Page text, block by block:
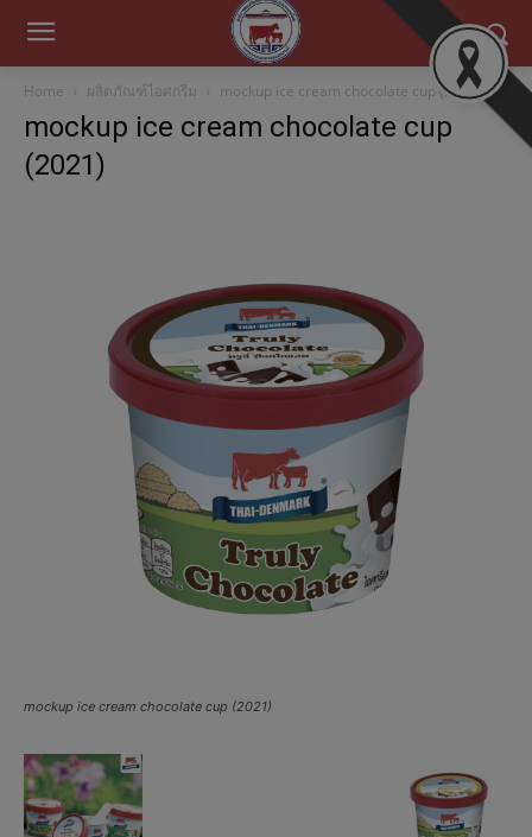
Home ผลิตภัณฑ์ไอศกรีม mockup ice cream chocolate cup (2021)
mockup ice cream chocolate cup
(2021)
mockup ice cream chocolate cup (2021)